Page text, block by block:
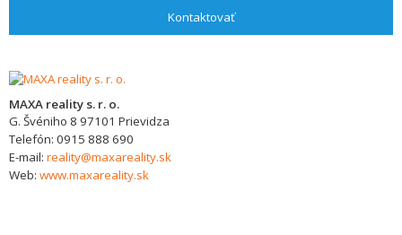
Kontaktovať
MAXA reality s. r. o.
G. Švéniho 8 97101 Prievidza
Telefón: 0915 888 690
E-mail: reality@maxareality.sk
Web: www.maxareality.sk